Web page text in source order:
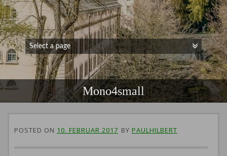
Mono4small
POSTED ON 10. FEBRUAR 2017 BY PAULHILBERT